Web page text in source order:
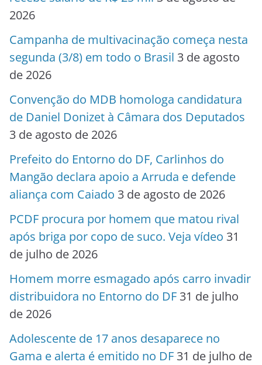
2026
Campanha de multivacinação começa nesta
segunda (3/8) em todo o Brasil 3 de agosto
de 2026
Convenção do MDB homologa candidatura
de Daniel Donizet à Câmara dos Deputados
3 de agosto de 2026
Prefeito do Entorno do DF, Carlinhos do
Mangão declara apoio a Arruda e defende
aliança com Caiado 3 de agosto de 2026
PCDF procura por homem que matou rival
após briga por copo de suco. Veja vídeo 31
de julho de 2026
Homem morre esmagado após carro invadir
distribuidora no Entorno do DF 31 de julho
de 2026
Adolescente de 17 anos desaparece no
Gama e alerta é emitido no DF 31 de julho de